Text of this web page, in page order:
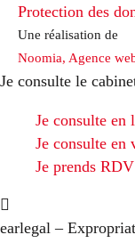
Protection des
Une réalisation de
Noomia, Agence
Je consulte le
Je consulte en
Je consulte en
Je prends RDV
earlegal –